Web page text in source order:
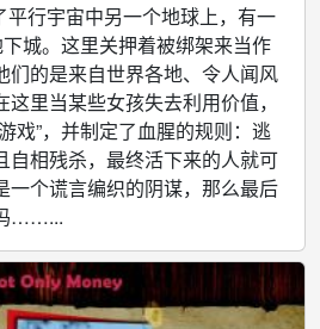
平行宇宙中另一个地球上，有一
城。这里关押着被绑架来当作
们的是来自世界各地、令人闻风
里当某些女孩失去利用价值，
戏”，并制定了血腥的规则：逃
自相残杀，最终活下来的人就可
一个谎言编织的阴谋，那么最后
……...